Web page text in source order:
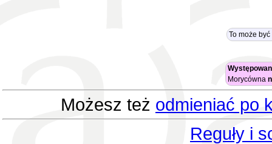
To może
Morycówna
Możesz też odmieniać po
Reguły i